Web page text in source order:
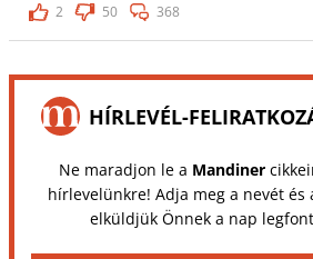
2
50 368
HÍRLEVÉL-
Ne maradjon le a Mandiner
hírlevelünkre! Adja meg a nevét és
elküldjük Önnek a nap